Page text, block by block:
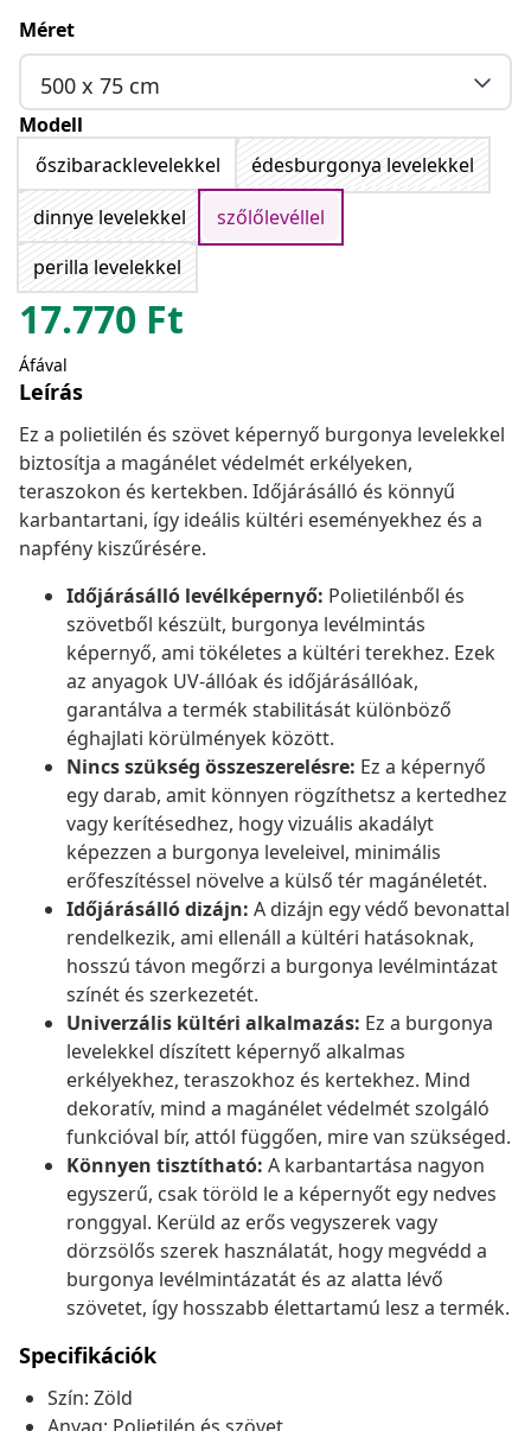
Méret
500 x 75 cm
Modell
őszibaracklevelekkel
édesburgonya levelekkel
dinnye levelekkel
szőlőlevéllel
perilla levelekkel
17.770 Ft
Áfával
Leírás
Ez a polietilén és szövet képernyő burgonya levelekkel
biztosítja a magánélet védelmét erkélyeken,
teraszokon és kertekben. Időjárásálló és könnyű
karbantartani, így ideális kültéri eseményekhez és a
napfény kiszűrésére.
Időjárásálló levélképernyő: Polietilénből és
szövetből készült, burgonya levélmintás
képernyő, ami tökéletes a kültéri terekhez. Ezek
az anyagok UV-állóak és időjárásállóak,
garantálva a termék stabilitását különböző
éghajlati körülmények között.
Nincs szükség összeszerelésre: Ez a képernyő
egy darab, amit könnyen rögzíthetsz a kertedhez
vagy kerítésedhez, hogy vizuális akadályt
képezzen a burgonya leveleivel, minimális
erőfeszítéssel növelve a külső tér magánéletét.
Időjárásálló dizájn: A dizájn egy védő bevonattal
rendelkezik, ami ellenáll a kültéri hatásoknak,
hosszú távon megőrzi a burgonya levélmintázat
színét és szerkezetét.
Univerzális kültéri alkalmazás: Ez a burgonya
levelekkel díszített képernyő alkalmas
erkélyekhez, teraszokhoz és kertekhez. Mind
dekoratív, mind a magánélet védelmét szolgáló
funkcióval bír, attól függően, mire van szükséged.
Könnyen tisztítható: A karbantartása nagyon
egyszerű, csak töröld le a képernyőt egy nedves
ronggyal. Kerüld az erős vegyszerek vagy
dörzsölős szerek használatát, hogy megvédd a
burgonya levélmintázatát és az alatta lévő
szövetet, így hosszabb élettartamú lesz a termék.
Specifikációk
Szín: Zöld